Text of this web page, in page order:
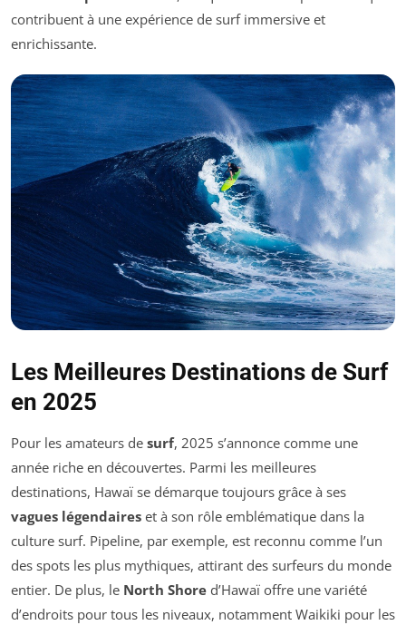
contribuent à une expérience de surf immersive et
enrichissante.
Les Meilleures Destinations de Surf
en 2025
Pour les amateurs de surf, 2025 s’annonce comme une
année riche en découvertes. Parmi les meilleures
destinations, Hawaï se démarque toujours grâce à ses
vagues légendaires et à son rôle emblématique dans la
culture surf. Pipeline, par exemple, est reconnu comme l’un
des spots les plus mythiques, attirant des surfeurs du monde
entier. De plus, le North Shore d’Hawaï offre une variété
d’endroits pour tous les niveaux, notamment Waikiki pour les